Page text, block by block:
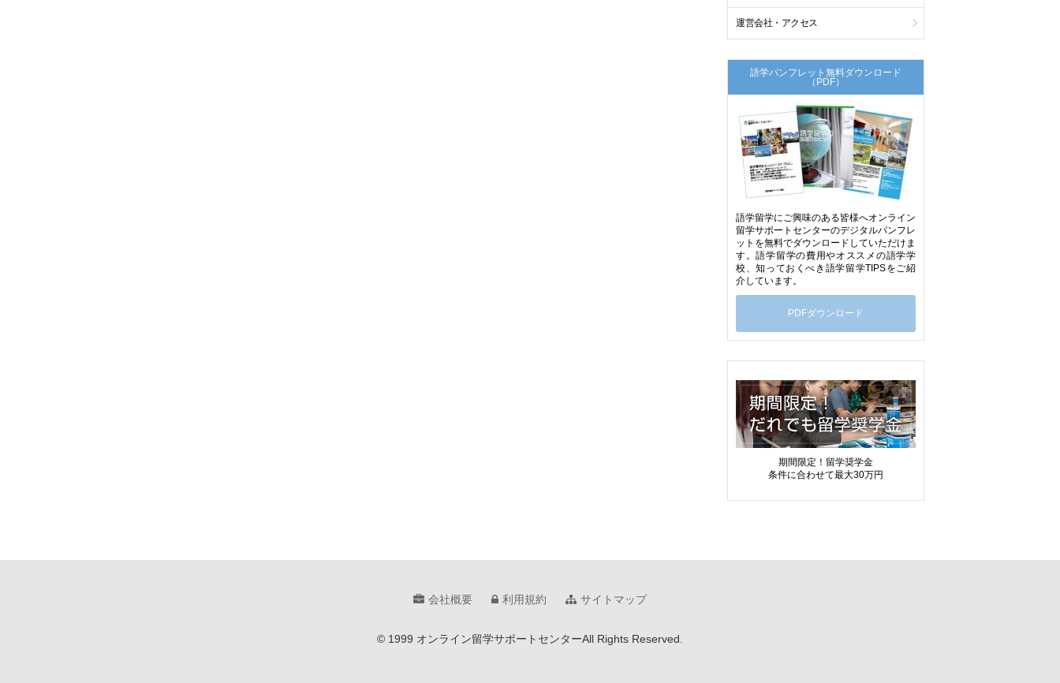
運営会社・アクセス
語学パンフレット無料ダウンロード
（PDF）
語学留学にご興味のある皆様へオンライン
留学サポートセンターのデジタルパンフレ
ットを無料でダウンロードしていただけま
す。語学留学の費用やオススメの語学学
校、知っておくべき語学留学TIPSをご紹
介しています。
PDFダウンロード
期間限定！留学奨学金
条件に合わせて最大30万円
会社概要 利用規約 サイトマップ
© 1999 オンライン留学サポートセンターAll Rights Reserved.